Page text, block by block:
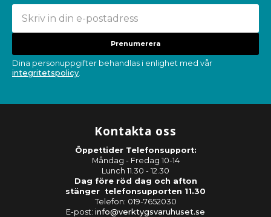
Prenumerera
Dina personuppgifter behandlas i enlighet med vår
integritetspolicy.
Kontakta oss
Öppettider Telefonsupport:
Måndag - Fredag 10-14
Lunch 11.30 - 12.30
Dag före röd dag och afton
stänger telefonsupporten 11.30
Telefon: 019-7652030
E-post: info@verktygsvaruhuset.se